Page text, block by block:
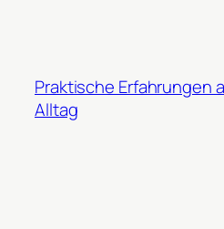
Praktische Erfahrungen
Alltag